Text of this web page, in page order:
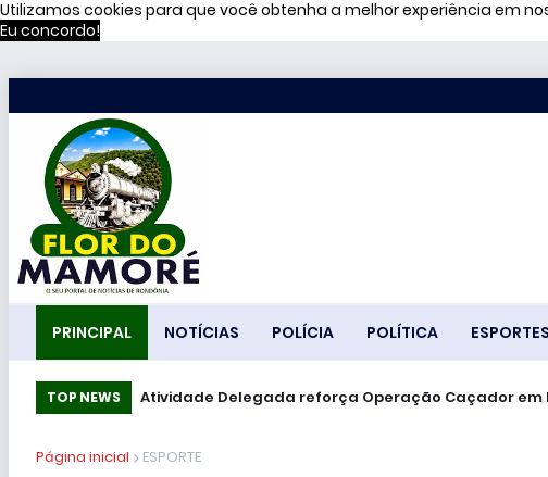
Utilizamos cookies para que você obtenha a melhor experiência em
Eu concordo!
PRINCIPAL NOTÍCIAS POLÍCIA POLÍTICA ESPORTES
TOP NEWS Atividade Delegada reforça Operação Caçador
51% dos brasileiros têm visão negativa de famosos
Página inicial ESPORTE